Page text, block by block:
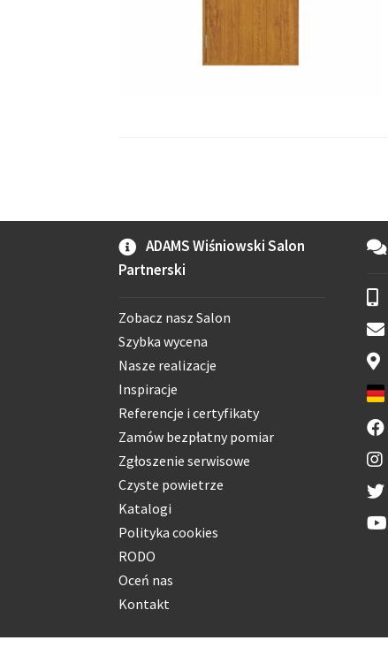
ADAMS Wiśniowski Salon
Partnerski
Zobacz nasz Salon
Szybka wycena
Nasze realizacje
Inspiracje
Referencje i certyfikaty
Zamów bezpłatny pomiar
Zgłoszenie serwisowe
Czyste powietrze
Katalogi
Polityka cookies
RODO
Oceń nas
Kontakt